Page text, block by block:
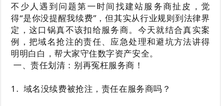
不少人遇到问题第一时间找建站服务商扯皮，觉
得“是你没提醒我续费”，但其实从行业规则到法律界
定，这口锅真不该扣给服务商。今天就结合真实案
例，把域名抢注的责任、应急处理和避坑方法讲得
明明白白，帮大家守住数字资产安全。
一、责任划清：别再冤枉服务商！
1. 域名没续费被抢注，责任在服务商吗？